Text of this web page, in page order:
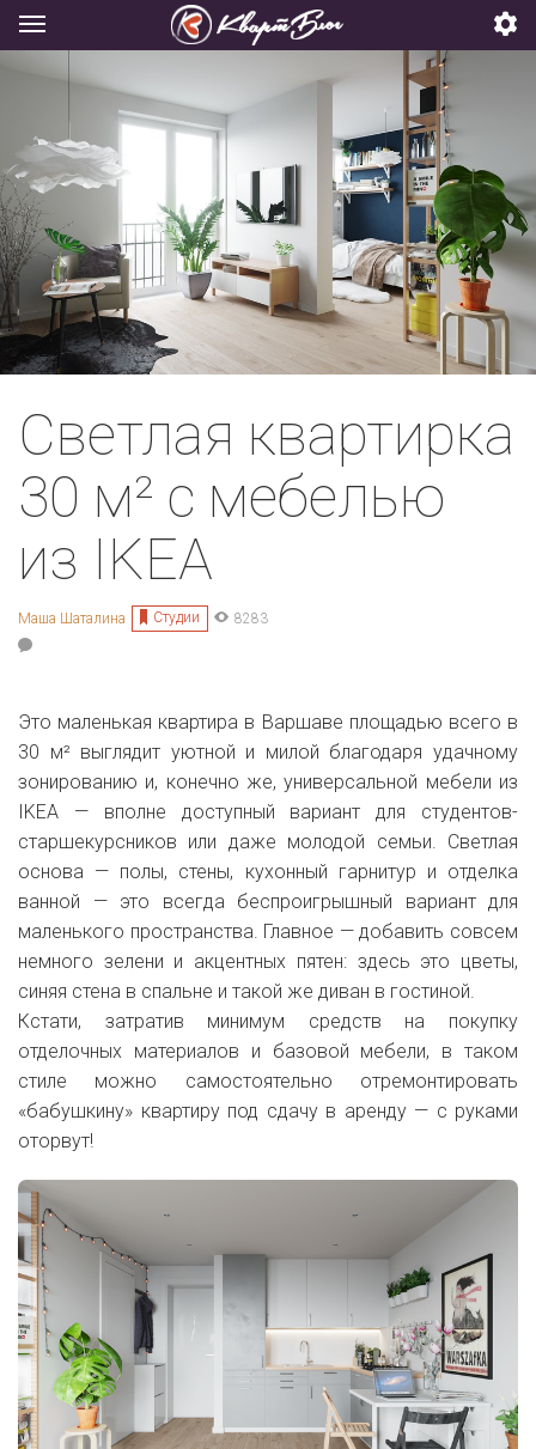
Светлая квартирка
30 м² с мебелью
из IKEA
Маша Шаталина Студии 8283
Это маленькая квартира в Варшаве площадью всего в
30 м² выглядит уютной и милой благодаря удачному
зонированию и, конечно же, универсальной мебели из
IKEA — вполне доступный вариант для студентов-
старшекурсников или даже молодой семьи. Светлая
основа — полы, стены, кухонный гарнитур и отделка
ванной — это всегда беспроигрышный вариант для
маленького пространства. Главное — добавить совсем
немного зелени и акцентных пятен: здесь это цветы,
синяя стена в спальне и такой же диван в гостиной.
Кстати, затратив минимум средств на покупку
отделочных материалов и базовой мебели, в таком
стиле можно самостоятельно отремонтировать
«бабушкину» квартиру под сдачу в аренду — с руками
оторвут!